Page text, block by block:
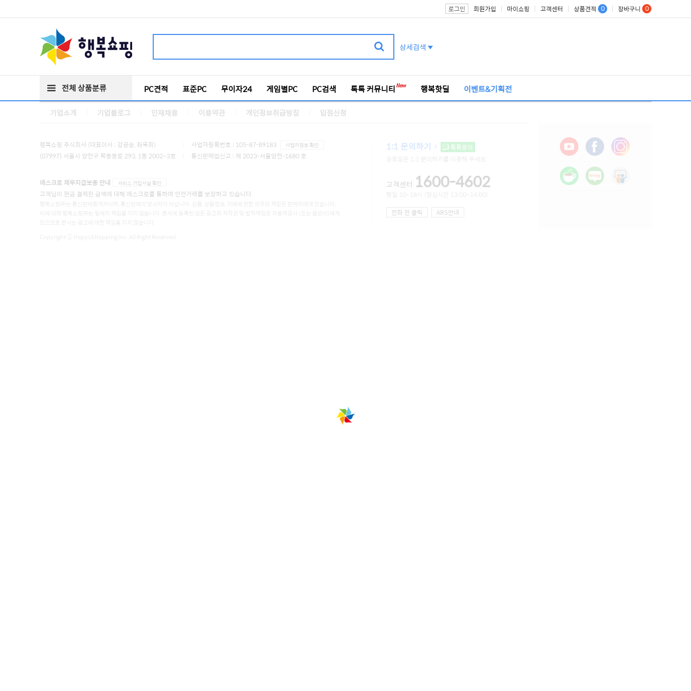
로그인 회원가입 마이쇼핑 고객센터 상품견적 0 장바구니 0
상세검색
전체 상품분류 PC견적 표준PC 무이자24 게임별PC PC검색 톡톡 커뮤니티 행복핫딜 이벤트&기획전
기업소개 기업블로그 인재채용 이용약관 개인정보취급방침 입점신청
행복쇼핑 주식회사 (대표이사 : 강공승, 좌옥희)
(07997) 서울시 양천구 목동동로 293, 1동 2002~3호
사업자등록번호 : 105-87-89183 사업자정보 확인
통신판매업신고 : 제 2023-서울양천-1680 호
에스크로 채무지급보증 안내 서비스 가입사실 확인
고객님이 현금 결제한 금액에 대해 에스크로를 통하여 안전거래를 보장하고 있습니다.
1:1 문의하기
톡톡문의
고객센터 1600-4602
전화 전 클릭
ARS안내